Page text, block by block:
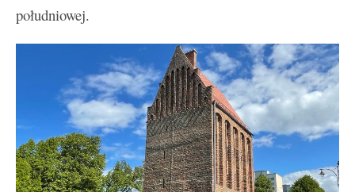
południowej.